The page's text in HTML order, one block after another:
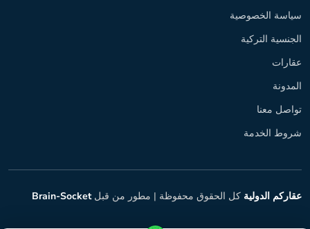
سياسة الخصوصية
الجنسية التركية
عقارات
المدونة
تواصل معنا
شروط الخدمة
عقاركم الدولية كل الحقوق محفوظة | مطور من قبلBrain-Socket